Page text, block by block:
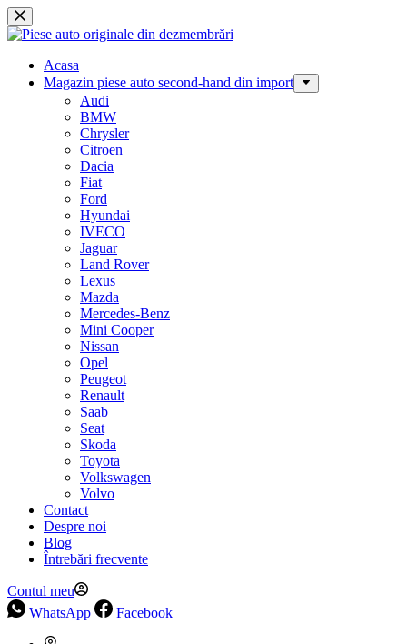
Sari
la
Acasa
Magazin piese auto second-hand din import
Audi
BMW
Chrysler
Citroen
Dacia
Fiat
Ford
Hyundai
IVECO
Jaguar
Land Rover
Lexus
Mazda
Mercedes-Benz
Mini Cooper
Nissan
Opel
Peugeot
Renault
Saab
Seat
Skoda
Toyota
Volkswagen
Volvo
Contact
Despre noi
Blog
Întrebări frecvente
Contul meu
WhatsApp
Facebook